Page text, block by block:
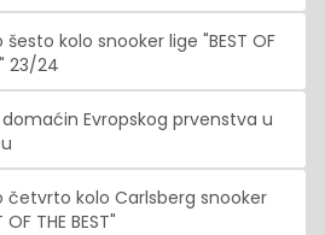
kolo snooker lige "BEST OF
23/24
Evropskog prvenstva u
četvrto kolo Carlsberg snooker
OF THE BEST"